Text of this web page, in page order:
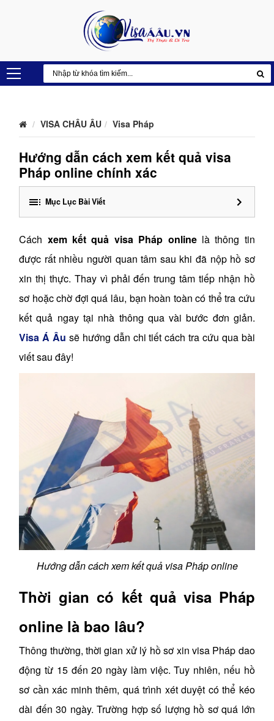
VISA CHÂU ÂU Visa Pháp
Hướng dẫn cách xem kết quả visa
Pháp online chính xác
Mục Lục Bài Viết
Cách xem kết quả visa Pháp online là thông tin
được rất nhiều người quan tâm sau khi đã nộp hồ sơ
xin thị thực. Thay vì phải đến trung tâm tiếp nhận hồ
sơ hoặc chờ đợi quá lâu, bạn hoàn toàn có thể tra cứu
kết quả ngay tại nhà thông qua vài bước đơn giản.
Visa Á Âu sẽ hướng dẫn chi tiết cách tra cứu qua bài
viết sau đây!
Hướng dẫn cách xem kết quả visa Pháp online
Thời gian có kết quả visa Pháp
online là bao lâu?
Thông thường, thời gian xử lý hồ sơ xin visa Pháp dao
động từ 15 đến 20 ngày làm việc. Tuy nhiên, nếu hồ
sơ cần xác minh thêm, quá trình xét duyệt có thể kéo
dài đến 30 ngày. Trường hợp số lượng hồ sơ quá lớn